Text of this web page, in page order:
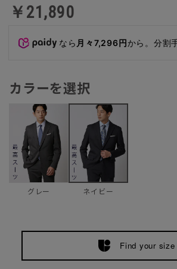
￥21,890
なら 月々7,296円から。分割
カラーを選択
グレー ネイビー
Find your size